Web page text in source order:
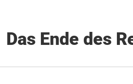
Das Ende des